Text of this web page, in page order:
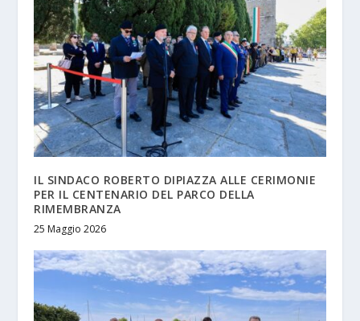
IL SINDACO ROBERTO DIPIAZZA ALLE CERIMONIE
PER IL CENTENARIO DEL PARCO DELLA
RIMEMBRANZA
25 Maggio 2026